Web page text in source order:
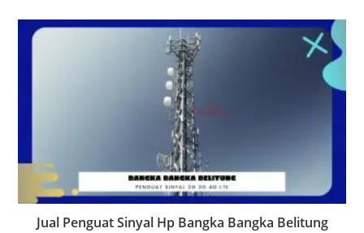
Jual Penguat Sinyal Hp Bangka Bangka Belitung